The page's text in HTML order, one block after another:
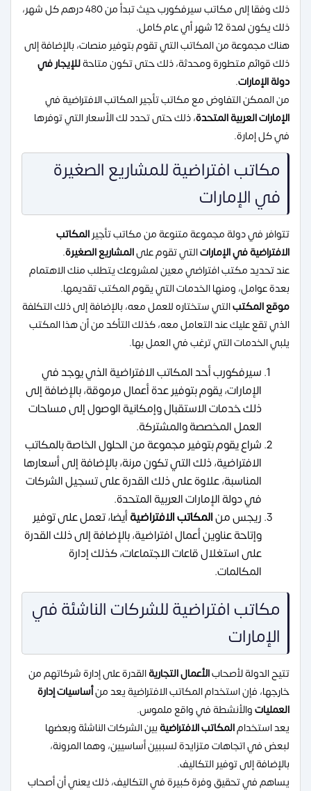
ذلك وفقا إلى مكاتب سيرفكورب حيث تبدأ من 480 درهم كل شهر،
ذلك يكون لمدة 12 شهر أي عام كامل.
هناك مجموعة من المكاتب التي تقوم بتوفير منصات، بالإضافة إلى
ذلك قوائم متطورة ومحدثة، ذلك حتى تكون متاحةللإيجار في
دولة الإمارات.
من الممكن التفاوض مع مكاتب تأجير المكاتب الافتراضية في
الإمارات العربية المتحدة، ذلك حتى تحدد لك الأسعار التي توفرها
في كل إمارة.
مكاتب افتراضية للمشاريع الصغيرة
في الإمارات
تتوافر في دولة مجموعة متنوعة من مكاتب تأجير المكاتب
الافتراضية في الإماراتالتي تقوم علىالمشاريع الصغيرة.
عند تحديد مكتب افتراضي معين لمشروعك يتطلب منك الاهتمام
بعدة عوامل، ومنها الخدمات التي يقوم المكتب تقديمها.
موقع المكتبالتي ستختاره للعمل معه، بالإضافة إلى ذلك التكلفة
الذي تقع عليك عند التعامل معه، كذلك التأكد من أن هذا المكتب
يلبي الخدمات التي ترغب في العمل بها.
سيرفكورب أحد المكاتب الافتراضية الذي يوجد في
الإمارات، يقوم بتوفير عدة أعمال مرموقة، بالإضافة إلى
ذلك خدمات الاستقبال وإمكانية الوصول إلى مساحات
العمل المخصصة والمشتركة.
شراع يقوم بتوفير مجموعة من الحلول الخاصة بالمكاتب
الافتراضية، ذلك التي تكون مرنة، بالإضافة إلى أسعارها
المناسبة، علاوة على ذلك القدرة على تسجيل الشركات
في دولة الإمارات العربية المتحدة.
ريجس منالمكاتب الافتراضيةأيضا، تعمل على توفير
وإتاحة عناوين أعمال افتراضية، بالإضافة إلى ذلك القدرة
على استغلال قاعات الاجتماعات، كذلك إدارة
المكالمات.
مكاتب افتراضية للشركات الناشئة في
الإمارات
تتيح الدولة لأصحابالأعمال التجاريةالقدرة على إدارة شركاتهم من
خارجها، فإن استخدام المكاتب الافتراضية يعد منأساسيات إدارة
العملياتوالأنشطة في واقع ملموس.
يعد استخدامالمكاتب الافتراضيةبين الشركات الناشئة وبعضها
لبعض في اتجاهات متزايدة لسببين أساسيين، وهما المرونة،
بالإضافة إلى توفير التكاليف.
يساهم في تحقيق وفرة كبيرة في التكاليف، ذلك يعني أن أصحاب